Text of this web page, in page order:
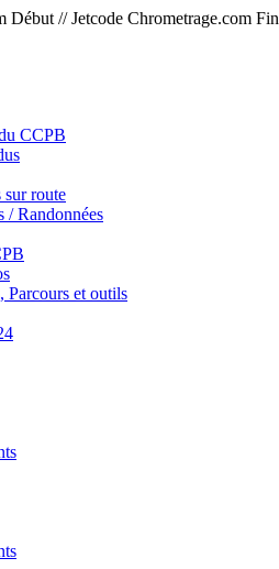
Début // Jetcode Chrometrage.com Fin
CCPB
sur route
/ Randonnées
Parcours et outils